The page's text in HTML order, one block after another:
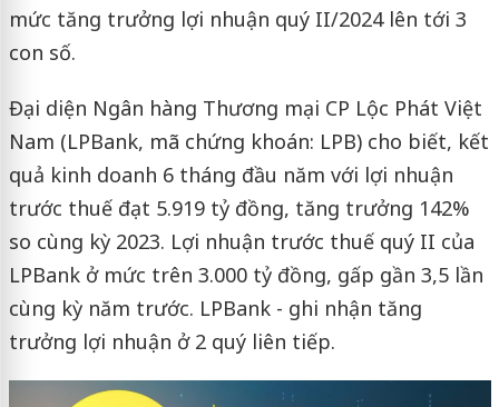
mức tăng trưởng lợi nhuận quý II/2024 lên tới 3
con số.
Đại diện Ngân hàng Thương mại CP Lộc Phát Việt
Nam (LPBank, mã chứng khoán: LPB) cho biết, kết
quả kinh doanh 6 tháng đầu năm với lợi nhuận
trước thuế đạt 5.919 tỷ đồng, tăng trưởng 142%
so cùng kỳ 2023. Lợi nhuận trước thuế quý II của
LPBank ở mức trên 3.000 tỷ đồng, gấp gần 3,5 lần
cùng kỳ năm trước. LPBank - ghi nhận tăng
trưởng lợi nhuận ở 2 quý liên tiếp.